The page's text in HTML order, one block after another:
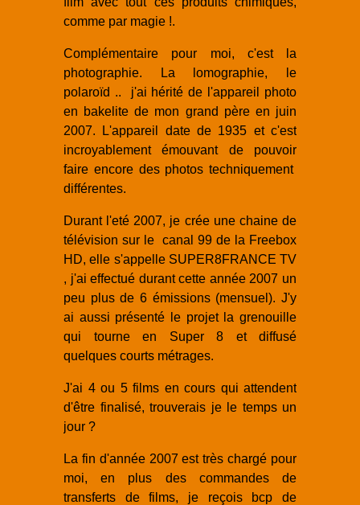
comme par magie !.
Complémentaire pour moi, c'est la
photographie. La lomographie, le
polaroïd .. j'ai hérité de l'appareil photo
en bakelite de mon grand père en juin
2007. L'appareil date de 1935 et c'est
incroyablement émouvant de pouvoir
faire encore des photos techniquement
différentes.
Durant l'eté 2007, je crée une chaine de
télévision sur le canal 99 de la Freebox
HD, elle s'appelle SUPER8FRANCE TV
, j'ai effectué durant cette année 2007 un
peu plus de 6 émissions (mensuel). J'y
ai aussi présenté le projet la grenouille
qui tourne en Super 8 et diffusé
quelques courts métrages.
J'ai 4 ou 5 films en cours qui attendent
d'être finalisé, trouverais je le temps un
jour ?
La fin d'année 2007 est très chargé pour
moi, en plus des commandes de
transferts de films, je reçois bcp de